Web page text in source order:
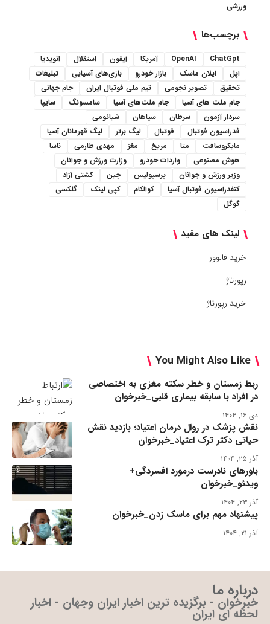
ورزشی
برچسب‌ها
ChatGpt
OpenAI آمریکا آیفون استقلال
انویدیا
اپل
ایلان ماسک بازار خودرو بازی‌های آسیایی
تبلیغات
تحقیق
تصویر نجومی تیم ملی فوتبال ایران
جام جهانی
جام ملت های آسیا
جام ملت‌های آسیا سامسونگ
سایپا
سردار آزمون
سرطان سپاهان
شیائومی
فدراسیون فوتبال
فوتبال لیگ برتر
لیگ قهرمانان آسیا
مایکروسافت
متا مریخ مغز مهدی طارمی
ناسا
هوش مصنوعی
واردات خودرو
وزارت ورزش و جوانان
وزیر ورزش و جوانان
پرسپولیس چین
کشتی آزاد
کنفدراسیون فوتبال آسیا
کوالکام کپی لینک
گلکسی
گوگل
لینک های مفید
خرید فالوور
رپورتاژ
خرید رپورتاژ
You Might Also Like
ربط زمستان و خطر سکته مغزی به اختصاصی
در افراد با سابقه بیماری قلبی_خبرخوان
دی ۱۶, ۱۴۰۴
نقش پزشک در روال درمان اعتیاد؛ بازدید نقش
حیاتی دکتر ترک اعتیاد_خبرخوان
آذر ۲۵, ۱۴۰۴
باورهای نادرست درمورد افسردگی+
ویدئو_خبرخوان
آذر ۲۳, ۱۴۰۴
پیشنهاد مهم برای ماسک زدن_خبرخوان
آذر ۲۱, ۱۴۰۴
درباره ما
خبرخوان - برگزیده ترین اخبار ایران وجهان - اخبار
لحظه ای ایران